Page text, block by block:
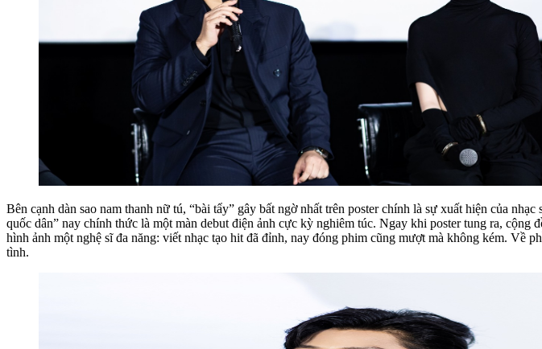
Bên cạnh dàn sao nam thanh nữ tú, “bài tẩy” gây bất ngờ nhất trên poster chính là sự xuất hiện của
quốc dân” nay chính thức là một màn debut điện ảnh cực kỳ nghiêm túc. Ngay khi poster tung ra,
hình ảnh một nghệ sĩ đa năng: viết nhạc tạo hit đã đỉnh, nay đóng phim cũng mượt mà không kém. Về
tình.